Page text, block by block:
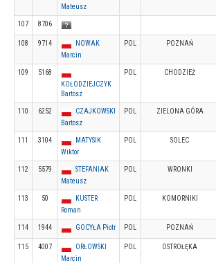
Mateusz
107 8706
108 9714
NOWAK
Marcin
POL POZNAŃ
109
5168
KOŁODZIEJCZYK
Bartosz
POL CHODZIEŻ
110 6252
CZAJKOWSKI
Bartosz
POL ZIELONA GÓRA
111 3104
MATYSIK
Wiktor
POL SOLEC
112 5579
STEFANIAK
Mateusz
POL WRONKI
113 50
KUSTER
Roman
POL KOMORNIKI
114 1944 GOCYŁA Piotr POL POZNAŃ
115 4007
ORŁOWSKI
Marcin
POL OSTROŁĘKA